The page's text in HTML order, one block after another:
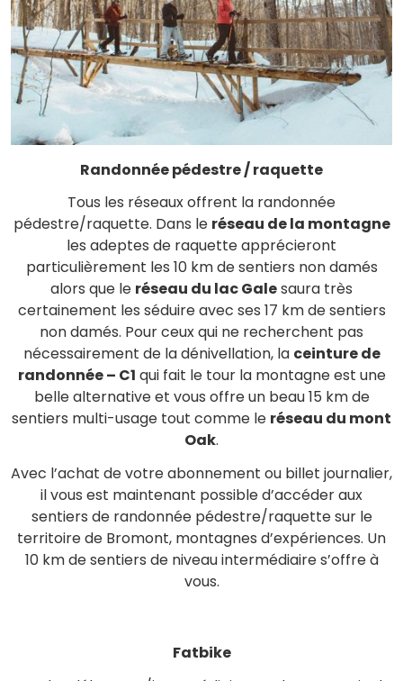
Randonnée pédestre / raquette
Tous les réseaux offrent la randonnée
pédestre/raquette. Dans le réseau de la montagne
les adeptes de raquette apprécieront
particulièrement les 10 km de sentiers non damés
alors que le réseau du lac Galesaura très
certainement les séduire avec ses 17 km de sentiers
non damés. Pour ceux qui ne recherchent pas
nécessairement de la dénivellation, la ceinture de
randonnée – C1 qui fait le tour la montagne est une
belle alternative et vous offre un beau 15 km de
sentiers multi-usage tout comme le réseau du mont
Oak.
Avec l’achat de votre abonnement ou billet journalier,
il vous est maintenant possible d’accéder aux
sentiers de randonnée pédestre/raquette sur le
territoire de Bromont, montagnes d’expériences. Un
10 km de sentiers de niveau intermédiaire s’offre à
vous.
Fatbike